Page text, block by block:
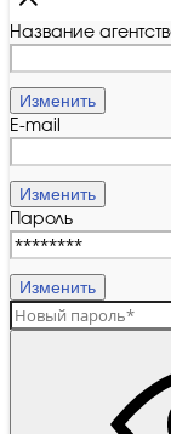
Название
Изменить
E-mail
Изменить
Пароль
Изменить